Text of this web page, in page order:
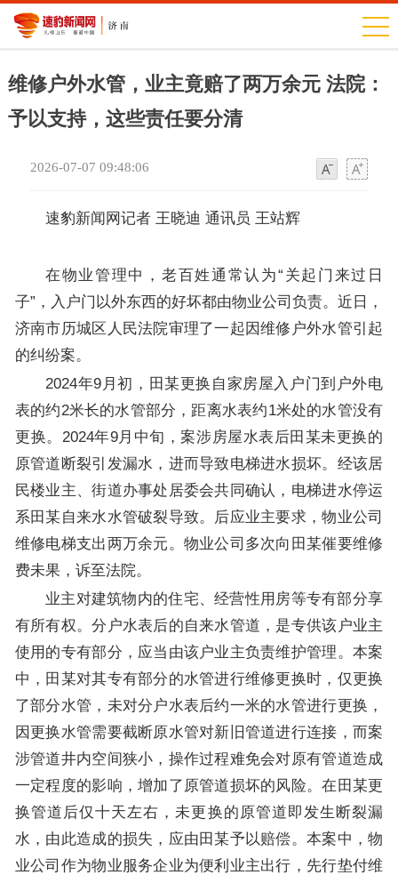
维修户外水管，业主竟赔了两万余元 法院：
予以支持，这些责任要分清
2026-07-07 09:48:06
速豹新闻网记者 王晓迪 通讯员 王站辉
在物业管理中，老百姓通常认为“关起门来过日
子”，入户门以外东西的好坏都由物业公司负责。近日，
济南市历城区人民法院审理了一起因维修户外水管引起
的纠纷案。
2024年9月初，田某更换自家房屋入户门到户外电
表的约2米长的水管部分，距离水表约1米处的水管没有
更换。2024年9月中旬，案涉房屋水表后田某未更换的
原管道断裂引发漏水，进而导致电梯进水损坏。经该居
民楼业主、街道办事处居委会共同确认，电梯进水停运
系田某自来水水管破裂导致。后应业主要求，物业公司
维修电梯支出两万余元。物业公司多次向田某催要维修
费未果，诉至法院。
业主对建筑物内的住宅、经营性用房等专有部分享
有所有权。分户水表后的自来水管道，是专供该户业主
使用的专有部分，应当由该户业主负责维护管理。本案
中，田某对其专有部分的水管进行维修更换时，仅更换
了部分水管，未对分户水表后约一米的水管进行更换，
因更换水管需要截断原水管对新旧管道进行连接，而案
涉管道井内空间狭小，操作过程难免会对原有管道造成
一定程度的影响，增加了原管道损坏的风险。在田某更
换管道后仅十天左右，未更换的原管道即发生断裂漏
水，由此造成的损失，应由田某予以赔偿。本案中，物
业公司作为物业服务企业为便利业主出行，先行垫付维